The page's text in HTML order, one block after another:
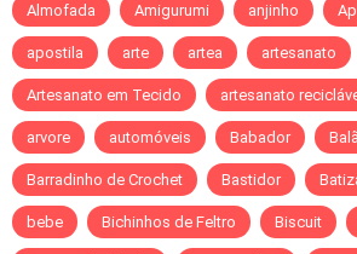
Almofada Amigurumi anjinho
apostila arte artea artesanato
Artesanato em Tecido artesanato
arvore automóveis Babador
Barradinho de Crochet Bastidor
bebe Bichinhos de Feltro Biscuit